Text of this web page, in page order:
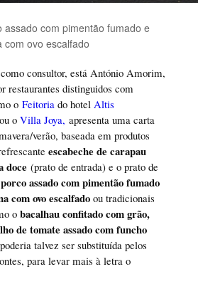
assado com pimentão fumado e
com ovo escalfado
consultor, está António Amorim,
restaurantes distinguidos com
o Feitoria do hotel Altis
ou o Villa Joya, apresenta uma carta
verão, baseada em produtos
escabeche de carapau
doce(prato de entrada) e o prato de
assado com pimentão fumado
com ovo escalfadoou tradicionais
o bacalhau confitado com grão,
de tomate assado com funcho
talvez ser substituída pelos
para levar mais à letra o